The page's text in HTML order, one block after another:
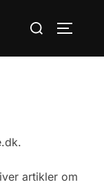
Søg
artikler om